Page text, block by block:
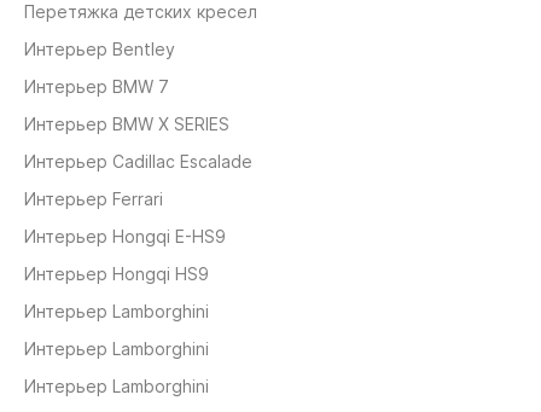
Перетяжка детских кресел
Интерьер Bentley
Интерьер BMW 7
Интерьер BMW X SERIES
Интерьер Cadillac Escalade
Интерьер Ferrari
Интерьер Hongqi E-HS9
Интерьер Hongqi HS9
Интерьер Lamborghini
Интерьер Lamborghini
Интерьер Lamborghini